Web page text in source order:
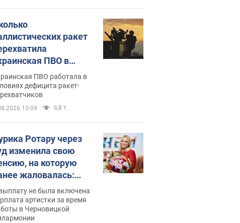
ракет
ПВО в
в Минобороны
цифру
ПВО работала в
дефицита ракет-
15:09 6,8 т.
Ротару через
изменила свою
на которую
жаловалась:
получала
не была включена
артистки за время
в Черновицкой